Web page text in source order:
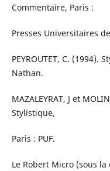
Commentaire, Paris :
Presses Universitaires
PEYROUTET, C. (1994).
Nathan.
MAZALEYRAT, J et
Stylistique,
Paris : PUF.
Le Robert Micro (sous